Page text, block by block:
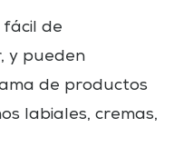
fácil de
y pueden
de productos
labiales, cremas,